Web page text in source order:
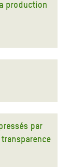
production
par